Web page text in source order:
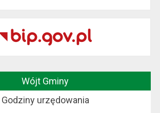
Wójt Gminy
Godziny urzędowania